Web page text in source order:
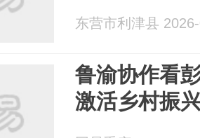
东营市利津县
鲁渝协作看
激活乡村振